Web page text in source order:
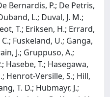
Bernardis, P.; De Petris,
L.; Duval, J. M.;
T.; Eriksen, H.; Errard,
Fuskeland, U.; Ganga,
J.; Gruppuso, A.;
Hasebe, T.; Hasegawa,
Henrot-Versille, S.; Hill,
T. D.; Hubmayr, J.;